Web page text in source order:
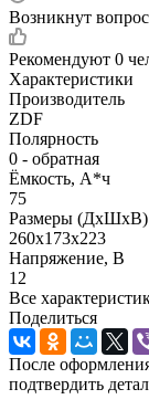
Возникнут
Рекомендуют 0
Характеристики
Производитель
ZDF
Полярность
0 - обратная
Ёмкость, А*ч
75
Размеры
260x173x223
Напряжение, В
12
Все
Поделиться
После
подтвердить